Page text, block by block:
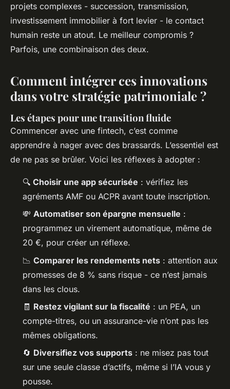
projets complexes - succession, transmission,
investissement immobilier à fort levier - le contact
humain reste un atout. Le meilleur compromis ?
Parfois, une combinaison des deux.
Comment intégrer ces innovations
dans votre stratégie patrimoniale ?
Les étapes pour une transition fluide
Commencer avec une fintech, c’est comme
apprendre à nager avec des brassards. L’essentiel est
de ne pas se brûler. Voici les réflexes à adopter :
🔍 Choisir une app sécurisée : vérifiez les
agréments AMF ou ACPR avant toute inscription.
💸 Automatiser son épargne mensuelle :
programmez un virement automatique, même de
20 €, pour créer un réflexe.
📉 Comparer les rendements nets : attention aux
promesses de 8 % sans risque - ce n’est jamais
dans les clous.
🧾 Restez vigilant sur la fiscalité : un PEA, un
compte-titres, ou un assurance-vie n’ont pas les
mêmes obligations.
🔄 Diversifiez vos supports : ne misez pas tout
sur une seule classe d’actifs, même si l’IA vous y
pousse.